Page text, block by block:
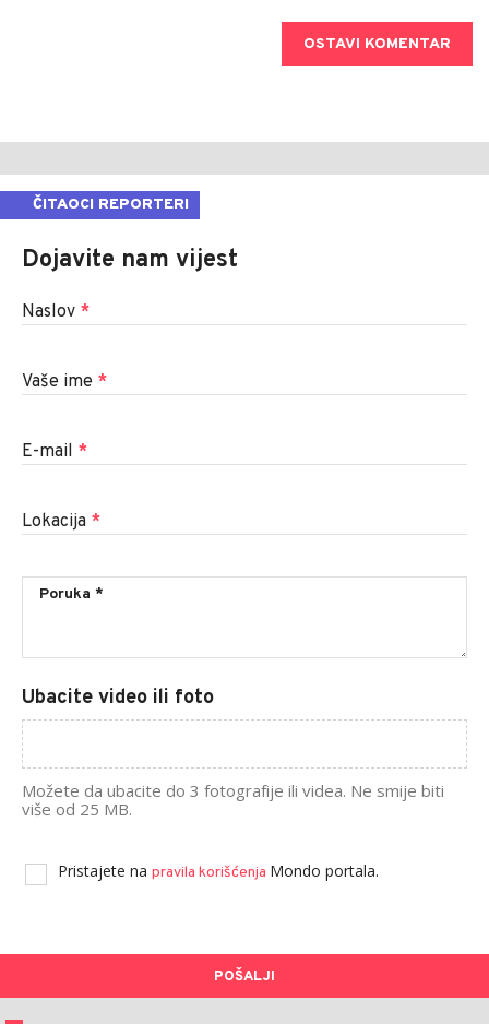
OSTAVI KOMENTAR
ČITAOCI REPORTERI
Dojavite nam vijest
Naslov *
Vaše ime *
E-mail *
Lokacija *
Ubacite video ili foto
Možete da ubacite do 3 fotografije ili videa. Ne smije biti
više od 25 MB.
Pristajete na pravila korišćenja Mondo portala.
POŠALJI